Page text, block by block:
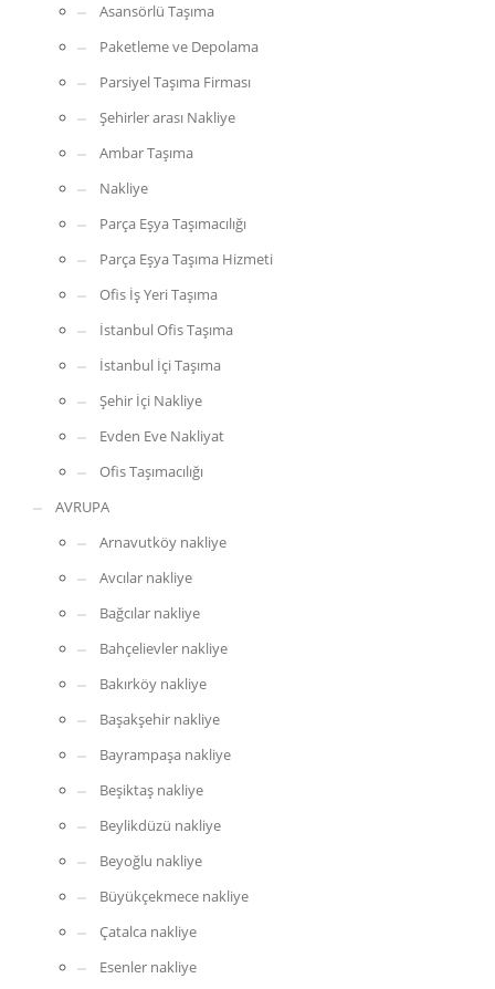
Asansörlü Taşıma
Paketleme ve Depolama
Parsiyel Taşıma Firması
Şehirler arası Nakliye
Ambar Taşıma
Nakliye
Parça Eşya Taşımacılığı
Parça Eşya Taşıma Hizmeti
Ofis İş Yeri Taşıma
İstanbul Ofis Taşıma
İstanbul İçi Taşıma
Şehir İçi Nakliye
Evden Eve Nakliyat
Ofis Taşımacılığı
AVRUPA
Arnavutköy nakliye
Avcılar nakliye
Bağcılar nakliye
Bahçelievler nakliye
Bakırköy nakliye
Başakşehir nakliye
Bayrampaşa nakliye
Beşiktaş nakliye
Beylikdüzü nakliye
Beyoğlu nakliye
Büyükçekmece nakliye
Çatalca nakliye
Esenler nakliye